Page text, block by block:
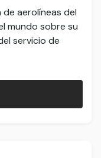
de aerolíneas del
mundo sobre su
servicio de